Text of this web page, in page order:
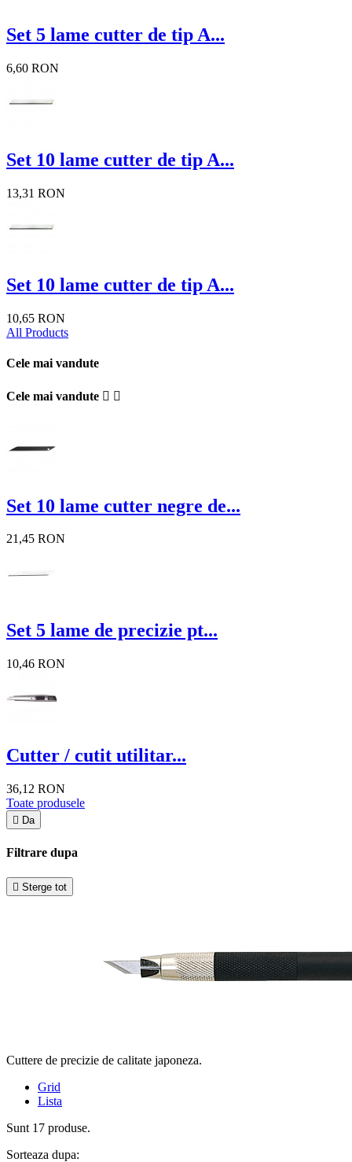
Set 5 lame cutter de tip A...
6,60 RON
Set 10 lame cutter de tip A...
13,31 RON
Set 10 lame cutter de tip A...
10,65 RON
All Products
Cele mai vandute
Cele mai vandute  
Set 10 lame cutter negre de...
21,45 RON
Set 5 lame de precizie pt...
10,46 RON
Cutter / cutit utilitar...
36,12 RON
Toate produsele
 Da
Filtrare dupa
 Sterge tot
Cuttere de precizie de calitate japoneza.
Grid
Lista
Sunt 17 produse.
Sorteaza dupa: